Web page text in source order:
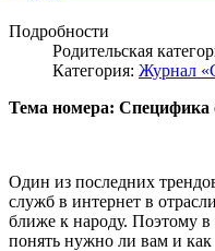
Подробности
Родительская
Категория: Журнал
Тема номера: Специфика
Один из последних
служб в интернет в
ближе к народу. Поэтому
понять нужно ли вам и как